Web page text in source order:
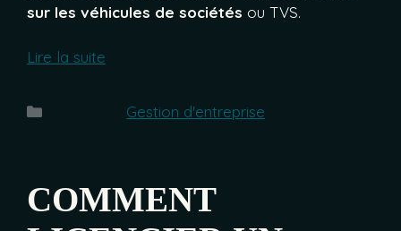
sur les véhicules de sociétés ou TVS.
Lire la suite
CatégoriesGestion d'entreprise
COMMENT